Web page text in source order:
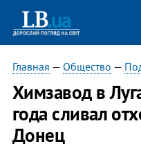
Главная — Общество —
Химзавод в
года сливал
Донец